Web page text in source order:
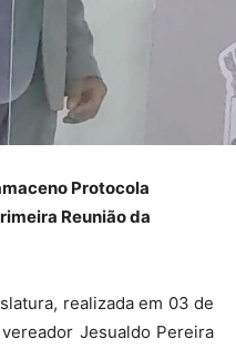
Protocola
Reunião da
realizada em 03 de
Jesualdo Pereira